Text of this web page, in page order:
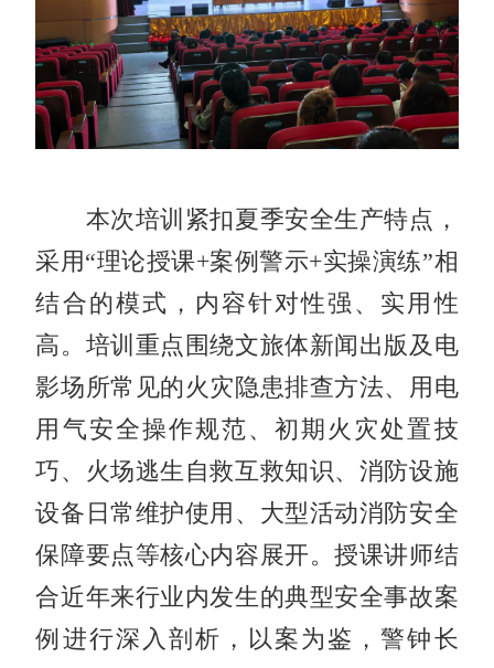
本次培训紧扣夏季安全生产特点，
采用“理论授课+案例警示+实操演练”相
结合的模式，内容针对性强、实用性
高。培训重点围绕文旅体新闻出版及电
影场所常见的火灾隐患排查方法、用电
用气安全操作规范、初期火灾处置技
巧、火场逃生自救互救知识、消防设施
设备日常维护使用、大型活动消防安全
保障要点等核心内容展开。授课讲师结
合近年来行业内发生的典型安全事故案
例进行深入剖析，以案为鉴，警钟长